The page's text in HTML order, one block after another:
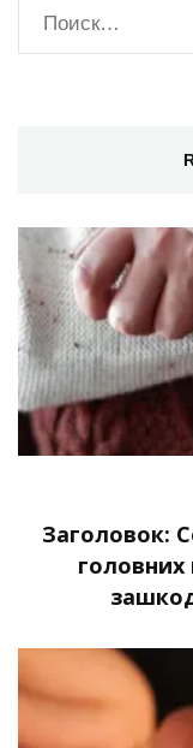
Найти:
Заголовок:
головних